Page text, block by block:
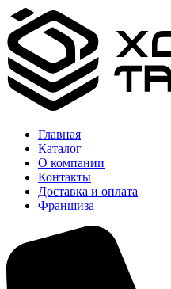
Главная
Каталог
О компании
Контакты
Доставка и оплата
Франшиза